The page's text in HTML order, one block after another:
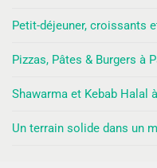
Petit-déjeuner, croissants
Pizzas, Pâtes & Burgers à
Shawarma et Kebab Halal
Un terrain solide dans un